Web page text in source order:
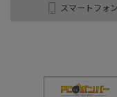
スマートフォン